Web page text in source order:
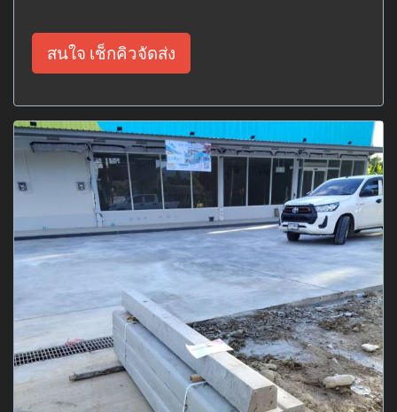
สนใจ เช็กคิวจัดส่ง